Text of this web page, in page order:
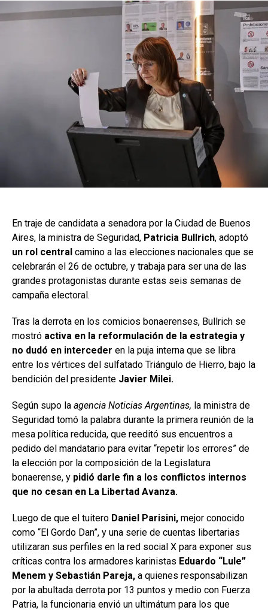
En traje de candidata a senadora por la Ciudad de Buenos
Aires, la ministra de Seguridad, Patricia Bullrich, adoptó
un rol central camino a las elecciones nacionales que se
celebrarán el 26 de octubre, y trabaja para ser una de las
grandes protagonistas durante estas seis semanas de
campaña electoral.
Tras la derrota en los comicios bonaerenses, Bullrich se
mostró activa en la reformulación de la estrategia y
no dudó en interceder en la puja interna que se libra
entre los vértices del sulfatado Triángulo de Hierro, bajo la
bendición del presidente Javier Milei.
Según supo la agencia Noticias Argentinas, la ministra de
Seguridad tomó la palabra durante la primera reunión de la
mesa política reducida, que reeditó sus encuentros a
pedido del mandatario para evitar “repetir los errores” de
la elección por la composición de la Legislatura
bonaerense, y pidió darle fin a los conflictos internos
que no cesan en La Libertad Avanza.
Luego de que el tuitero Daniel Parisini, mejor conocido
como “El Gordo Dan”, y una serie de cuentas libertarias
utilizaran sus perfiles en la red social X para exponer sus
críticas contra los armadores karinistas Eduardo “Lule”
Menem y Sebastián Pareja, a quienes responsabilizan
por la abultada derrota por 13 puntos y medio con Fuerza
Patria, la funcionaria envió un ultimátum para los que